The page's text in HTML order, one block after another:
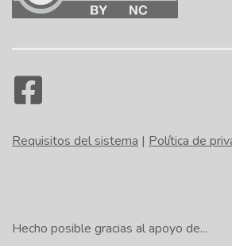
Requisitos del sistema | Política de
Hecho posible gracias al apoyo de...